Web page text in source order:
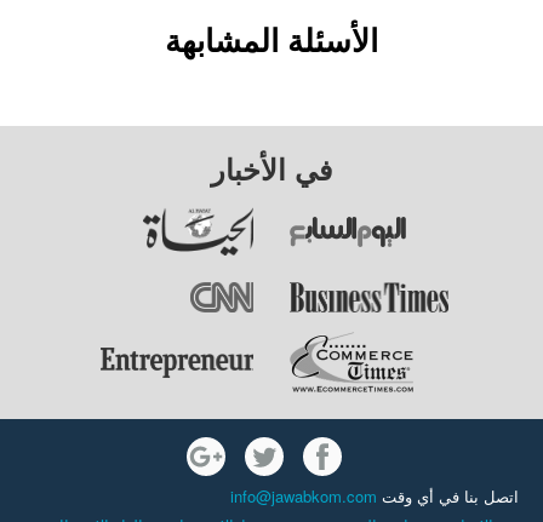
الأسئلة المشابهة
في الأخبار
اتصل بنا في أي وقت info@jawabkom.com